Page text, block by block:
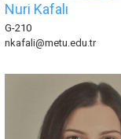
Nuri Kafalı
G-210
nkafali@metu.edu.tr